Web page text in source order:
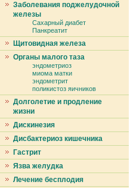
Заболевания поджелудочной
железы
Сахарный диабет
Панкреатит
Щитовидная железа
Органы малого таза
эндометриоз
миома матки
эндометрит
поликистоз яичников
Долголетие и продление
жизни
Дискинезия
Дисбактериоз кишечника
Гастрит
Язва желудка
Лечение бесплодия